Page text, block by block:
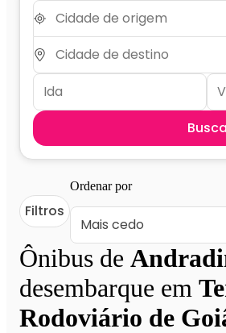
Ônibus de
desembarque em
Rodoviário de
Filtros
Ordenar por